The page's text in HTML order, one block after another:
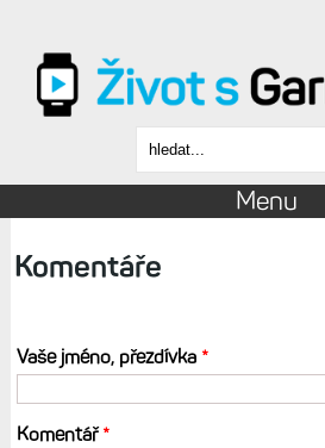
Vyhledávání
Menu
Komentáře
Vaše jméno, přezdívka *
Komentář*